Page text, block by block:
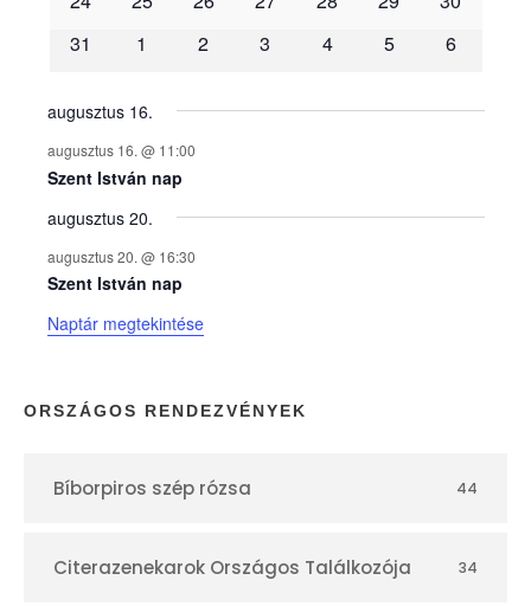
n
y
e
k
n
a
p
r
31
1 2 3 4 5 6
augusztus 16.
augusztus 16. @ 11:00
Szent István nap
augusztus 20.
augusztus 20. @ 16:30
Szent István nap
Naptár megtekintése
ORSZÁGOS RENDEZVÉNYEK
Bíborpiros szép rózsa 44
Citerazenekarok Országos Találkozója 34